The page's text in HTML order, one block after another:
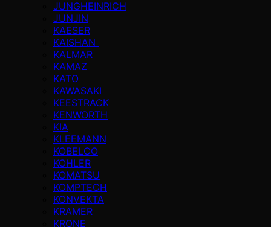
JUNGHEINRICH
JUNJIN
KAESER
KAISHAN
KALMAR
KAMAZ
KATO
KAWASAKI
KEESTRACK
KENWORTH
KIA
KLEEMANN
KOBELCO
KOHLER
KOMATSU
KOMPTECH
KONVEKTA
KRAMER
KRONE